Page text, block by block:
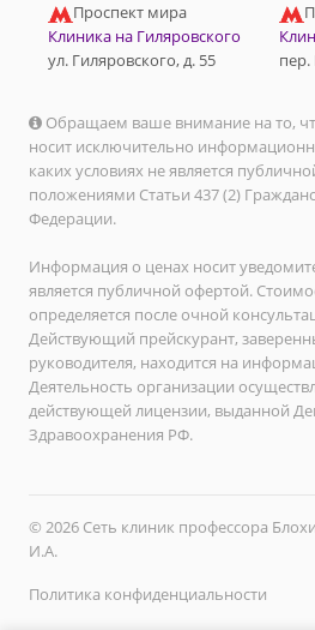
Проспект мира
Клиника на Гиляровского
ул. Гиляровского, д. 55
пер.
Обращаем ваше внимание на то,
носит исключительно
каких условиях не является
положениями Статьи 437 (2)
Федерации.
Информация о ценах носит
является публичной офертой.
определяется после очной
Действующий прейскурант,
руководителя, находится на
Деятельность организации
действующей лицензии, выданной
Здравоохранения РФ.
© 2026 Сеть клиник профессора
И.А.
Политика конфиденциальности